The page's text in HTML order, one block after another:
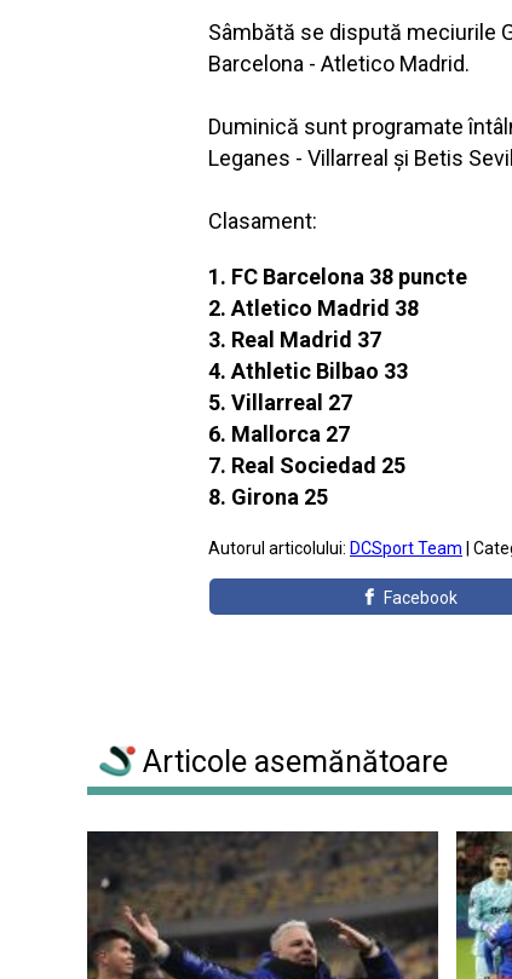
Sâmbătă se dispută meciurile
Barcelona - Atletico Madrid.
Duminică sunt programate
Leganes - Villarreal şi Betis
Clasament:
1. FC Barcelona 38 puncte
2. Atletico Madrid 38
3. Real Madrid 37
4. Athletic Bilbao 33
5. Villarreal 27
6. Mallorca 27
7. Real Sociedad 25
8. Girona 25
Autorul articolului: DCSport Team |
Facebook
Articole asemănătoare